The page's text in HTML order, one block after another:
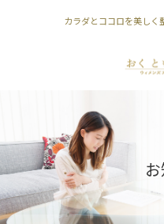
カラダとココロを美しく